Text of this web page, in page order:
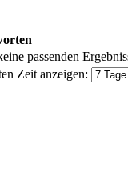
passenden
Zeit anzeigen: